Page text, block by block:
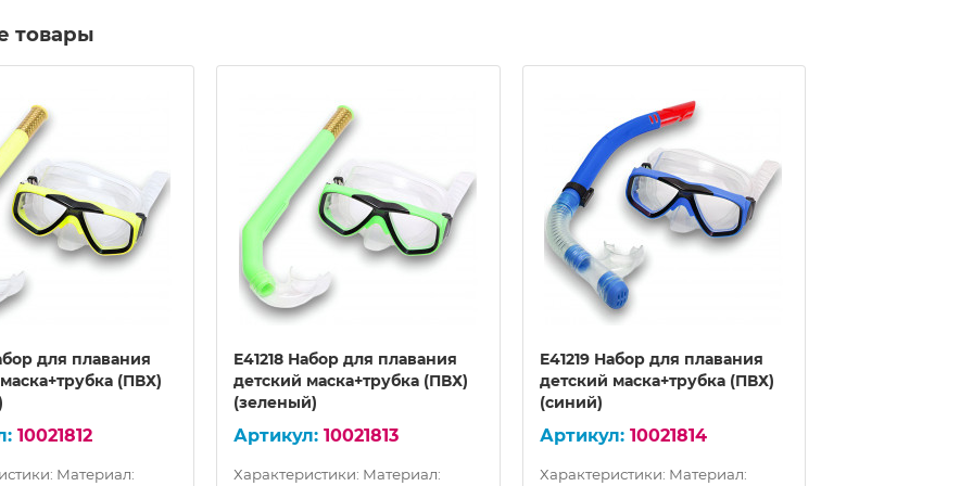
товары
для плавания
(ПВХ)
10021812
Материал:
E41218 Набор для плавания
детский маска+трубка (ПВХ)
(зеленый)
10021813
Характеристики: Материал:
E41219 Набор для плавания
детский маска+трубка (ПВХ)
(синий)
10021814
Характеристики: Материал: